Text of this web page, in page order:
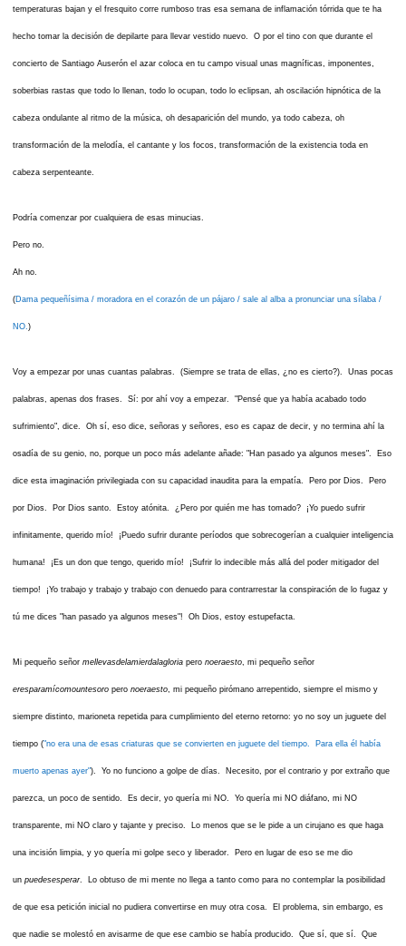
temperaturas bajan y el fresquito corre rumboso tras esa semana de inflamación tórrida que te ha
hecho tomar la decisión de depilarte para llevar vestido nuevo. O por el tino con que durante el
concierto de Santiago Auserón el azar coloca en tu campo visual unas magníficas, imponentes,
soberbias rastas que todo lo llenan, todo lo ocupan, todo lo eclipsan, ah oscilación hipnótica de la
cabeza ondulante al ritmo de la música, oh desaparición del mundo, ya todo cabeza, oh
transformación de la melodía, el cantante y los focos, transformación de la existencia toda en
cabeza serpenteante.
Podría comenzar por cualquiera de esas minucias.
Pero no.
Ah no.
(Dama pequeñísima / moradora en el corazón de un pájaro / sale al alba a pronunciar una sílaba /
NO. )
Voy a empezar por unas cuantas palabras. (Siempre se trata de ellas, ¿no es cierto?). Unas pocas
palabras, apenas dos frases. Sí: por ahí voy a empezar. "Pensé que ya había acabado todo
sufrimiento", dice. Oh sí, eso dice, señoras y señores, eso es capaz de decir, y no termina ahí la
osadía de su genio, no, porque un poco más adelante añade: "Han pasado ya algunos meses". Eso
dice esta imaginación privilegiada con su capacidad inaudita para la empatía. Pero por Dios. Pero
por Dios. Por Dios santo. Estoy atónita. ¿Pero por quién me has tomado? ¡Yo puedo sufrir
infinitamente, querido mío! ¡Puedo sufrir durante períodos que sobrecogerían a cualquier inteligencia
humana! ¡Es un don que tengo, querido mío! ¡Sufrir lo indecible más allá del poder mitigador del
tiempo! ¡Yo trabajo y trabajo y trabajo con denuedo para contrarrestar la conspiración de lo fugaz y
tú me dices "han pasado ya algunos meses"! Oh Dios, estoy estupefacta.
Mi pequeño señor mellevasdelamierdalagloria pero noeraesto , mi pequeño señor
eresparamícomountesoro pero noeraesto , mi pequeño pirómano arrepentido, siempre el mismo y
siempre distinto, marioneta repetida para cumplimiento del eterno retorno: yo no soy un juguete del
tiempo ("no era una de esas criaturas que se convierten en juguete del tiempo. Para ella él había
muerto apenas ayer"). Yo no funciono a golpe de días. Necesito, por el contrario y por extraño que
parezca, un poco de sentido. Es decir, yo quería mi NO. Yo quería mi NO diáfano, mi NO
transparente, mi NO claro y tajante y preciso. Lo menos que se le pide a un cirujano es que haga
una incisión limpia, y yo quería mi golpe seco y liberador. Pero en lugar de eso se me dio
un puedesesperar. Lo obtuso de mi mente no llega a tanto como para no contemplar la posibilidad
de que esa petición inicial no pudiera convertirse en muy otra cosa. El problema, sin embargo, es
que nadie se molestó en avisarme de que ese cambio se había producido. Que sí, que sí. Que